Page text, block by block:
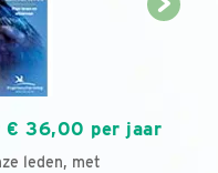
€ 36,00 per jaar
leden, met